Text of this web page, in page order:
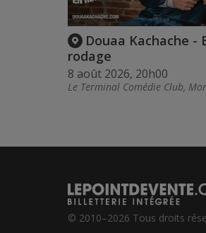
Douaa Kachache -
rodage
8 août 2026, 20h00
Le Terminal Comédie Club,
© 2010–2026 Tous droits